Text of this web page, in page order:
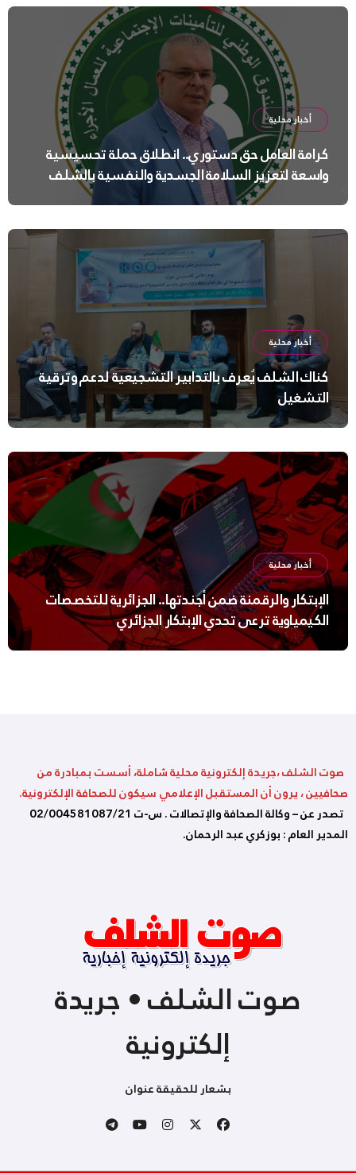
أخبار محلية
كرامة العامل حق دستوري.. انطلاق حملة تحسيسية
واسعة لتعزيز السلامة الجسدية والنفسية بالشلف
أخبار محلية
كناك الشلف يُعرف بالتدابير التشجيعية لدعم وترقية
التشغيل
أخبار محلية
الإبتكار والرقمنة ضمن أجندتها.. الجزائرية للتخصصات
الكيمياوية ترعى تحدي الإبتكار الجزائري
صوت الشلف ،جريدة إلكترونية محلية شاملة، أسست بمبادرة من
صحافيين ، يرون أن المستقبل الإعلامي سيكون للصحافة الإلكترونية.
تصدر عن – وكالة الصحافة والإتصالات . س-ت 02/004581087/21
المدير العام : بوزكري عبد الرحمان.
صوت الشلف • جريدة
إلكترونية
بشعار للحقيقة عنوان